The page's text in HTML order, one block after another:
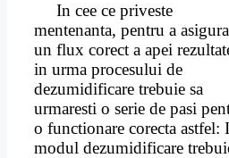
In cee ce priveste
mentenanta, pentru a asigura
un flux corect a apei
in urma procesului de
dezumidificare trebuie sa
urmaresti o serie de pasi
o functionare corecta astfel:
modul dezumidificare